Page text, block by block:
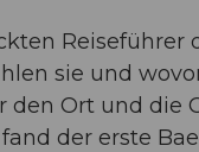
Reiseführer
sie und
Ort und die
der erste